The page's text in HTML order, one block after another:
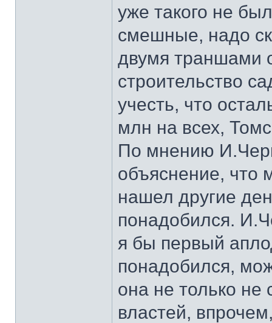
уже такого не
смешные, надо
двумя траншами
строительство
учесть, что
млн на всех,
По мнению
объяснение, что
нашел другие
понадобился.
я бы первый
понадобился,
она не только не
властей,